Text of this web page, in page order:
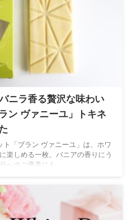
ニラ香る贅沢な味わい
ン ヴァニーユ」トキネ
「ブラン ヴァニーユ」は、ホワ
楽しめる一枚。バニアの香りにう
へのご褒美にも。